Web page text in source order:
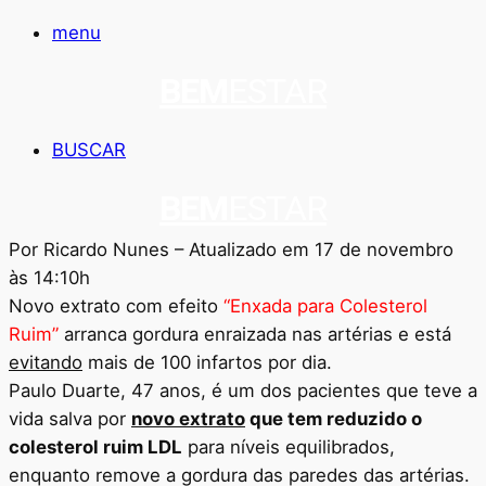
menu
BUSCAR
Por Ricardo Nunes – Atualizado em 17 de novembro
às 14:10h
Novo extrato com efeito “Enxada para Colesterol
Ruim” arranca gordura enraizada nas artérias e está
evitando mais de 100 infartos por dia.
Paulo Duarte, 47 anos, é um dos pacientes que teve a
vida salva por novo extrato que tem reduzido o
colesterol ruim LDL para níveis equilibrados,
enquanto remove a gordura das paredes das artérias.